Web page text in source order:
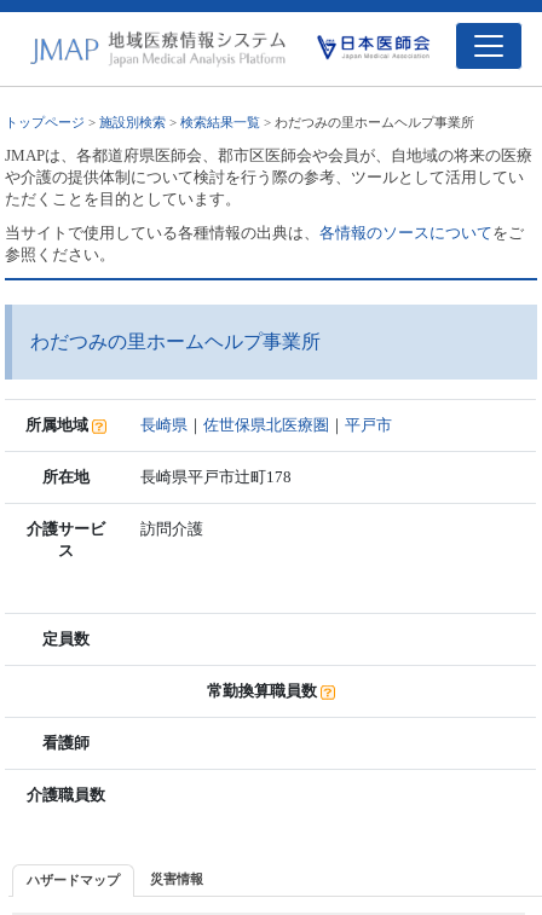
トップページ >施設別検索 >検索結果一覧 > わだつみの里ホームヘルプ事業所
JMAPは、各都道府県医師会、郡市区医師会や会員が、自地域の将来の医療
や介護の提供体制について検討を行う際の参考、ツールとして活用してい
ただくことを目的としています。
当サイトで使用している各種情報の出典は、各情報のソースについてをご
参照ください。
わだつみの里ホームヘルプ事業所
所属地域 長崎県 ｜佐世保県北医療圏 ｜平戸市
所在地 長崎県平戸市辻町178
介護サービ
ス
訪問介護
定員数
常勤換算職員数
看護師
介護職員数
ハザードマップ 災害情報